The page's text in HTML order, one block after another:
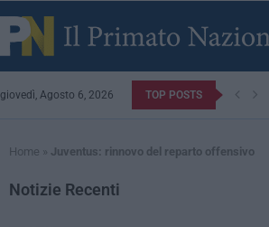
giovedì, Agosto 6, 2026 TOP POSTS
Home » Juventus: rinnovo del reparto offensivo
Notizie Recenti